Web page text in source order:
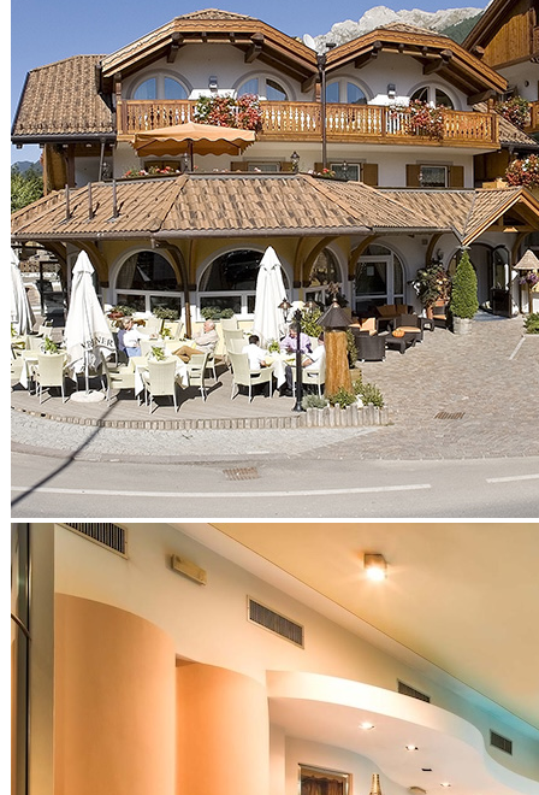
Lavanderie
Luce e Gas
NEGOZI
Riparazione pc-cellullari
Tatuatori
Mangiare e Bere
Alimentari
Ristoranti
Pasticcerie
Vini
Birre
Alcolici
Dieta KETO e Alimenti
Proteici
Professionisti
ASSICURAZIONI
Agenzie Assicurative
FINANZA
Consulenza Fiscale
Finanziarie
Consulenti Finanziari
Rimborsi
Mutui e Prestiti
Banche
Servizi Fiduciari
Investimenti
Commercialisti
Amministrazioni
Consulenti Patrimoniali